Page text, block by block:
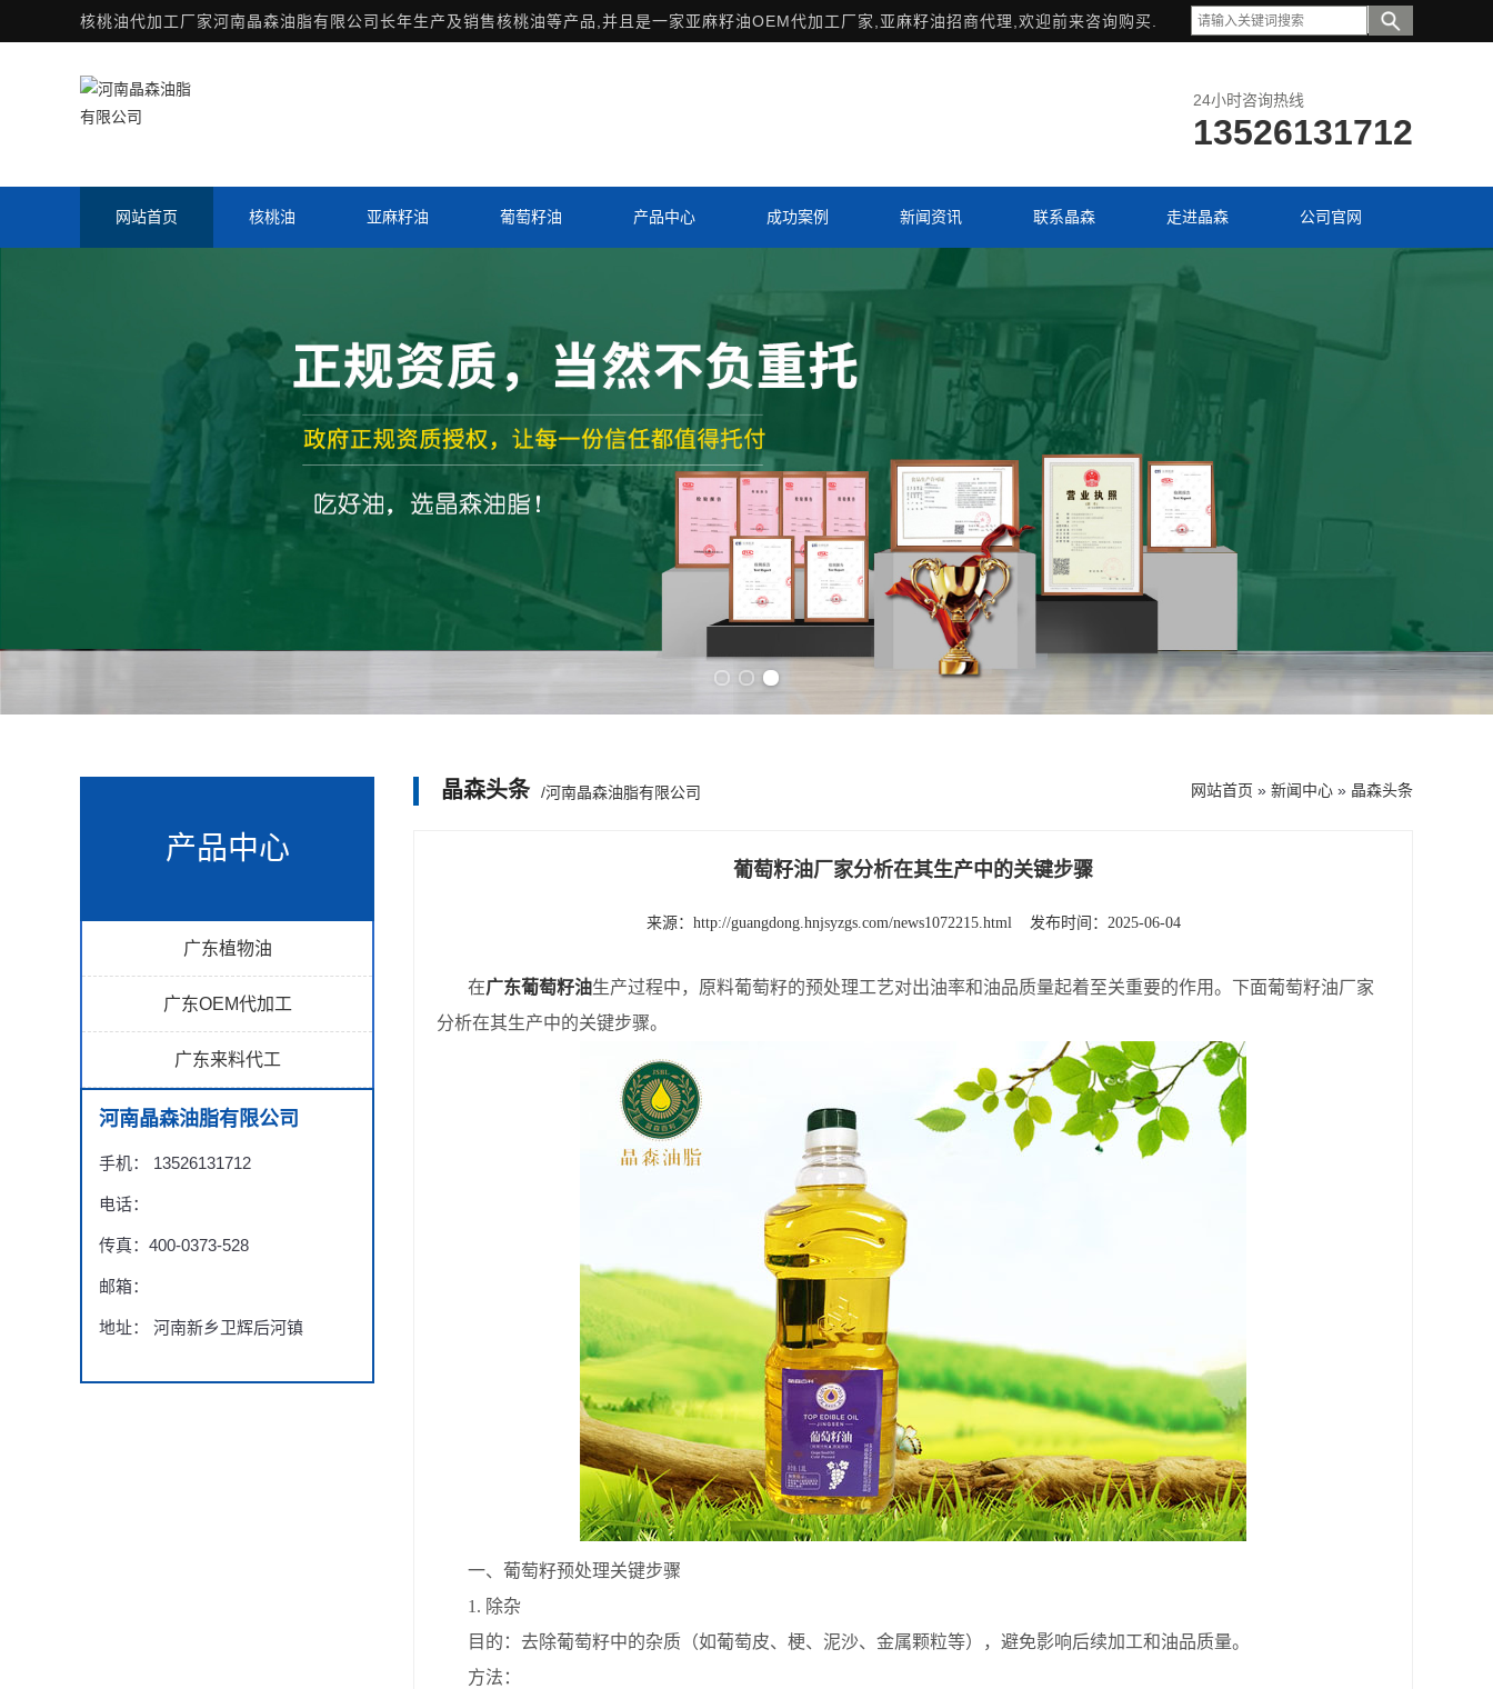
核桃油代加工厂家河南晶森油脂有限公司长年生产及销售核桃油等产品,并且是一家亚麻籽油OEM代加工厂家,亚麻籽油招商代理,欢迎前来咨询购买.
24小时咨询热线
13526131712
网站首页 核桃油 亚麻籽油 葡萄籽油 产品中心 成功案例 新闻资讯 联系晶森 走进晶森 公司官网
产品中心
广东植物油
广东OEM代加工
广东来料代工
河南晶森油脂有限公司
手机： 13526131712
电话：
传真：400-0373-528
邮箱：
地址： 河南新乡卫辉后河镇
晶森头条 /河南晶森油脂有限公司 网站首页 » 新闻中心 » 晶森头条
葡萄籽油厂家分析在其生产中的关键步骤
来源： http://guangdong.hnjsyzgs.com/news1072215.html 发布时间：2025-06-04
在广东葡萄籽油生产过程中，原料葡萄籽的预处理工艺对出油率和油品质量起着至关重要的作用。下面葡萄籽油厂家
分析在其生产中的关键步骤。
一、葡萄籽预处理关键步骤
1. 除杂
目的：去除葡萄籽中的杂质（如葡萄皮、梗、泥沙、金属颗粒等），避免影响后续加工和油品质量。
方法：